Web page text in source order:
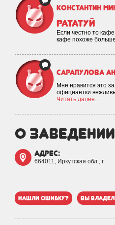
Константин
рататуй
Если честно то
кафе похоже больше
Сарапулова
Мне нравится это
официантки
Читать далее...
о заведении
адрес:
664011, Иркутская обл., г.
нашли ошибку? вы